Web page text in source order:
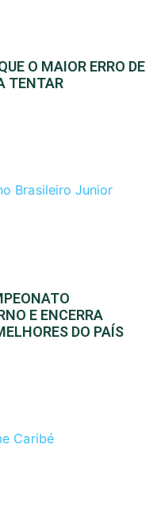
O MAIOR ERRO DE
TENTAR
E ENCERRA
DO PAÍS